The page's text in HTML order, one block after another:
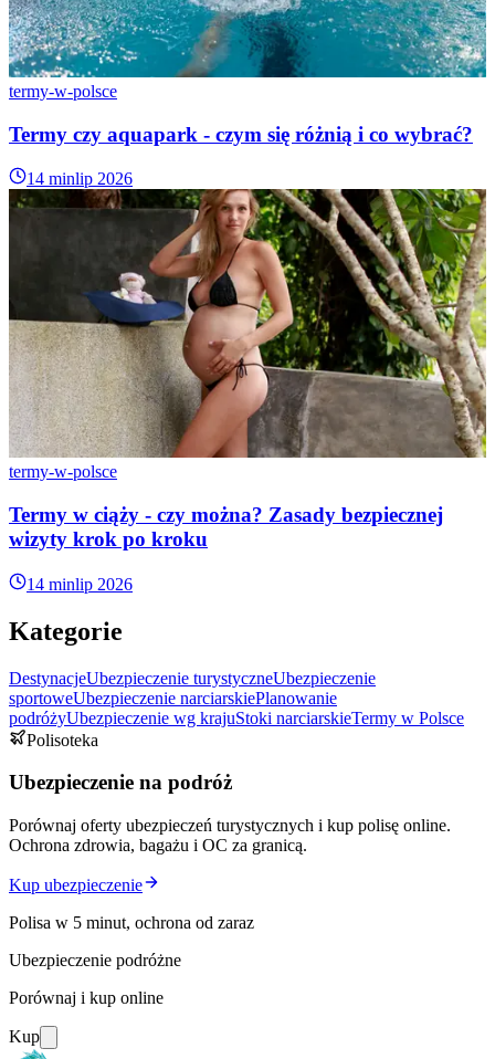
termy-w-polsce
Termy czy aquapark - czym się różnią i co wybrać?
14 minlip 2026
termy-w-polsce
Termy w ciąży - czy można? Zasady bezpiecznej
wizyty krok po kroku
14 minlip 2026
Kategorie
DestynacjeUbezpieczenie turystyczneUbezpieczenie
sportoweUbezpieczenie narciarskiePlanowanie
podróżyUbezpieczenie wg krajuStoki narciarskieTermy w Polsce
Polisoteka
Ubezpieczenie na podróż
Porównaj oferty ubezpieczeń turystycznych i kup polisę online.
Ochrona zdrowia, bagażu i OC za granicą.
Kup ubezpieczenie
Polisa w 5 minut, ochrona od zaraz
Ubezpieczenie podróżne
Porównaj i kup online
Kup